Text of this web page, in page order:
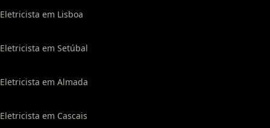
Eletricista em Lisboa
Eletricista em Setúbal
Eletricista em Almada
Eletricista em Cascais